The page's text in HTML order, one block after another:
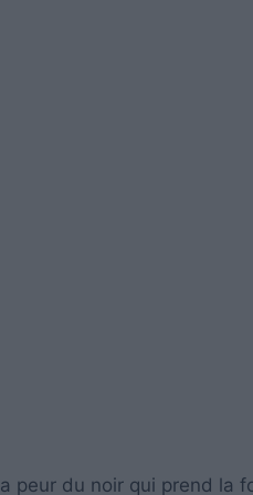
peur du noir qui prend la